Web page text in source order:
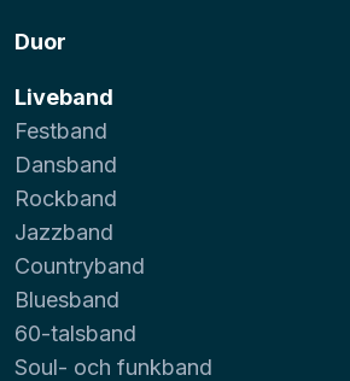
Duor
Liveband
Festband
Dansband
Rockband
Jazzband
Countryband
Bluesband
60-talsband
Soul- och funkband